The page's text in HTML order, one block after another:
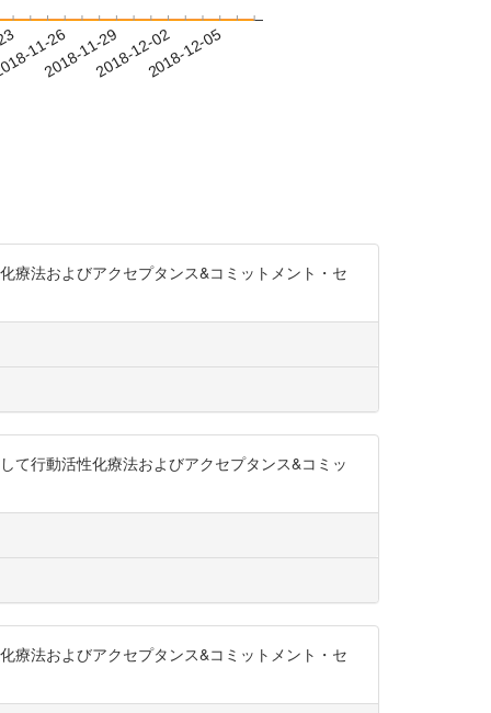
11-26
2018-11-292018-12-022018-12-05
療法およびアクセプタンス&コミットメント・セ
て行動活性化療法およびアクセプタンス&コミッ
療法およびアクセプタンス&コミットメント・セ